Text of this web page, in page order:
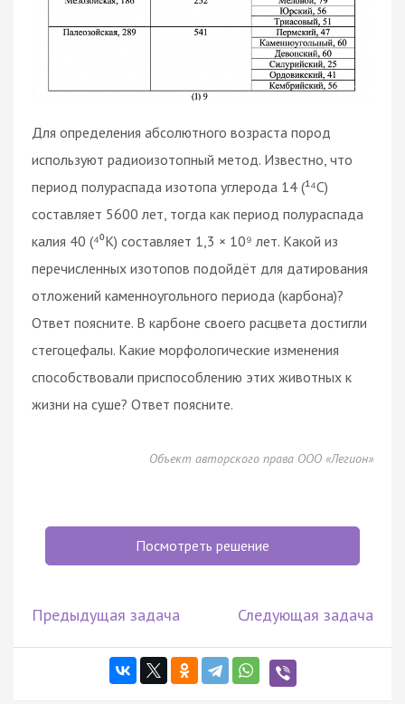
Для определения абсолютного возраста пород
используют радиоизотопный метод. Известно, что
период полураспада изотопа углерода 14 (¹⁴C)
составляет 5600 лет, тогда как период полураспада
калия 40 (⁴⁰K) составляет 1,3 × 10⁹ лет. Какой из
перечисленных изотопов подойдёт для датирования
отложений каменноугольного периода (карбона)?
Ответ поясните. В карбоне своего расцвета достигли
стегоцефалы. Какие морфологические изменения
способствовали приспособлению этих животных к
жизни на суше? Ответ поясните.
Объект авторского права ООО «Легион»
Посмотреть решение
Предыдущая задача Следующая задача